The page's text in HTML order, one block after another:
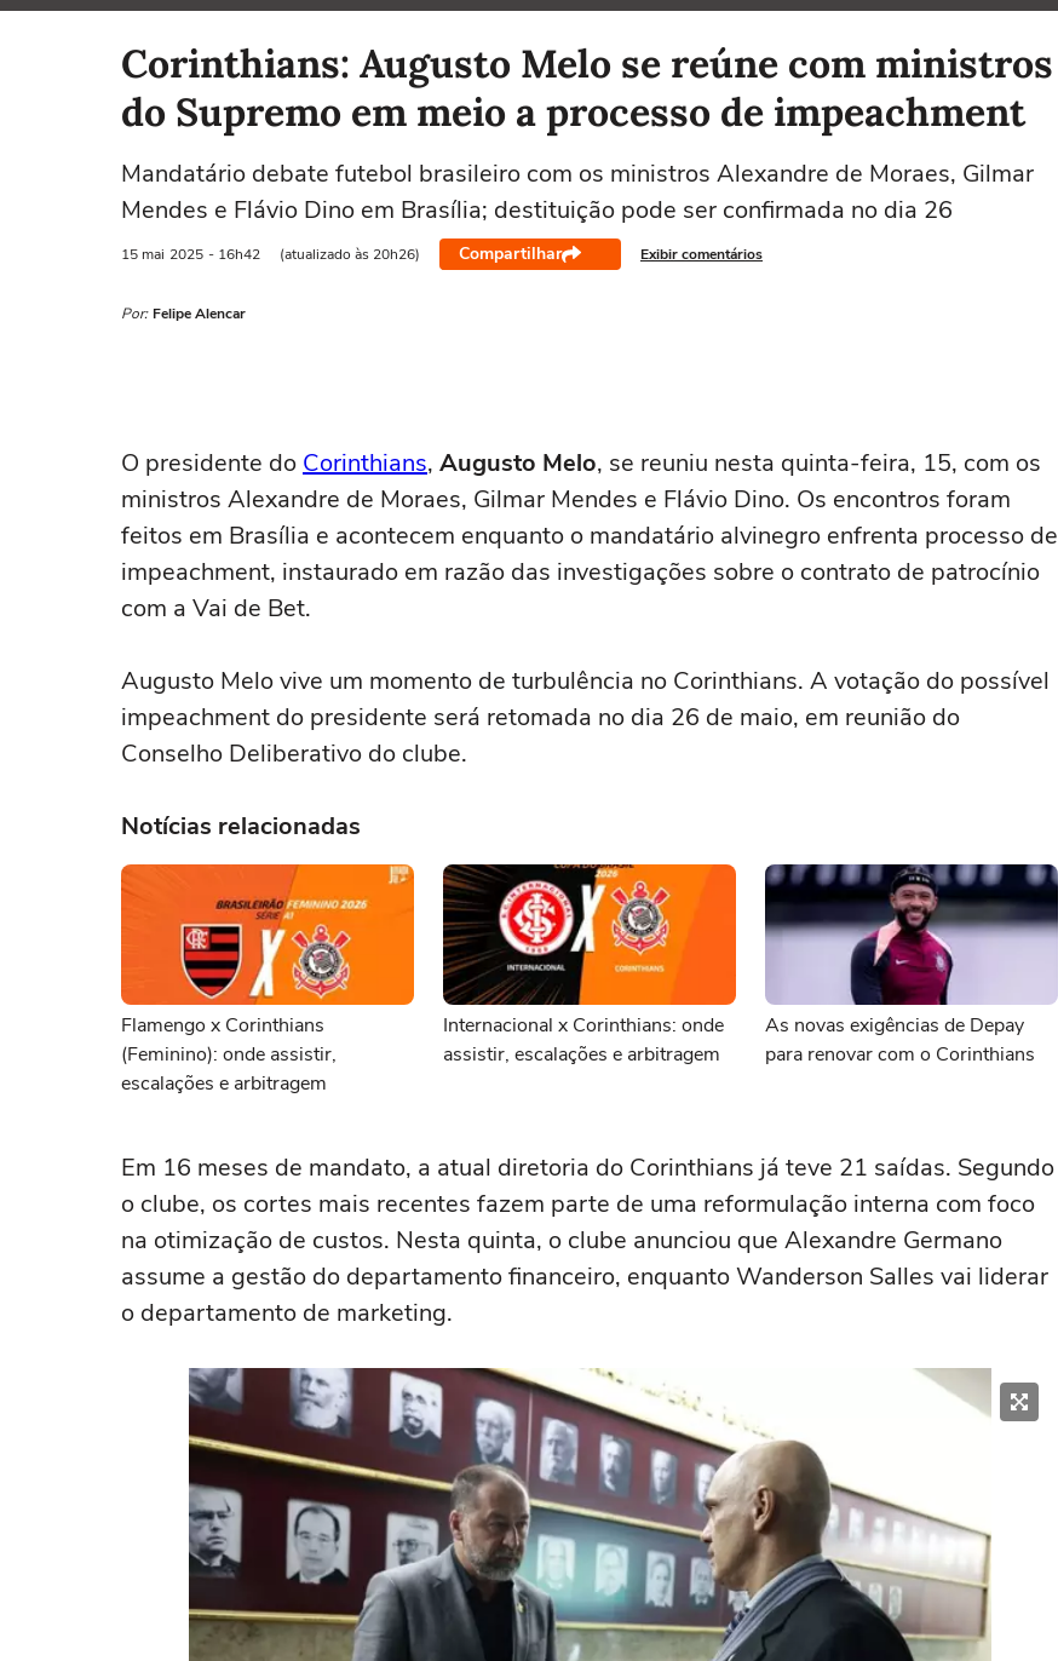
Selecione o time para ver as notícias
Corinthians: Augusto Melo se reúne com ministros
do Supremo em meio a processo de impeachment
Mandatário debate futebol brasileiro com os ministros Alexandre de Moraes, Gilmar
Mendes e Flávio Dino em Brasília; destituição pode ser confirmada no dia 26
15 mai 2025 - 16h42 (atualizado às 20h26) Compartilhar Exibir comentários
Por: Felipe Alencar
O presidente do Corinthians, Augusto Melo, se reuniu nesta quinta-feira, 15, com os
ministros Alexandre de Moraes, Gilmar Mendes e Flávio Dino. Os encontros foram
feitos em Brasília e acontecem enquanto o mandatário alvinegro enfrenta processo de
impeachment, instaurado em razão das investigações sobre o contrato de patrocínio
com a Vai de Bet.
Augusto Melo vive um momento de turbulência no Corinthians. A votação do possível
impeachment do presidente será retomada no dia 26 de maio, em reunião do
Conselho Deliberativo do clube.
Notícias relacionadas
Flamengo x Corinthians
(Feminino): onde assistir,
escalações e arbitragem
Internacional x Corinthians: onde
assistir, escalações e arbitragem
As novas exigências de Depay
para renovar com o Corinthians
Em 16 meses de mandato, a atual diretoria do Corinthians já teve 21 saídas. Segundo
o clube, os cortes mais recentes fazem parte de uma reformulação interna com foco
na otimização de custos. Nesta quinta, o clube anunciou que Alexandre Germano
assume a gestão do departamento financeiro, enquanto Wanderson Salles vai liderar
o departamento de marketing.